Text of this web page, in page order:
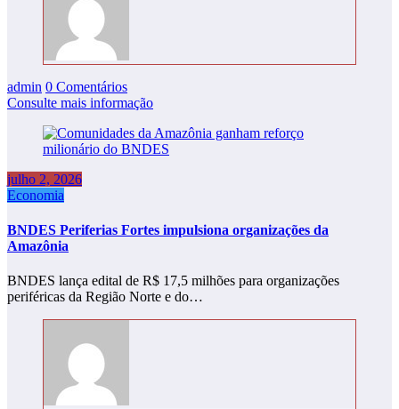
admin 0 Comentários
Consulte mais informação
julho 2, 2026
Economia
BNDES Periferias Fortes impulsiona organizações da
Amazônia
BNDES lança edital de R$ 17,5 milhões para organizações
periféricas da Região Norte e do…